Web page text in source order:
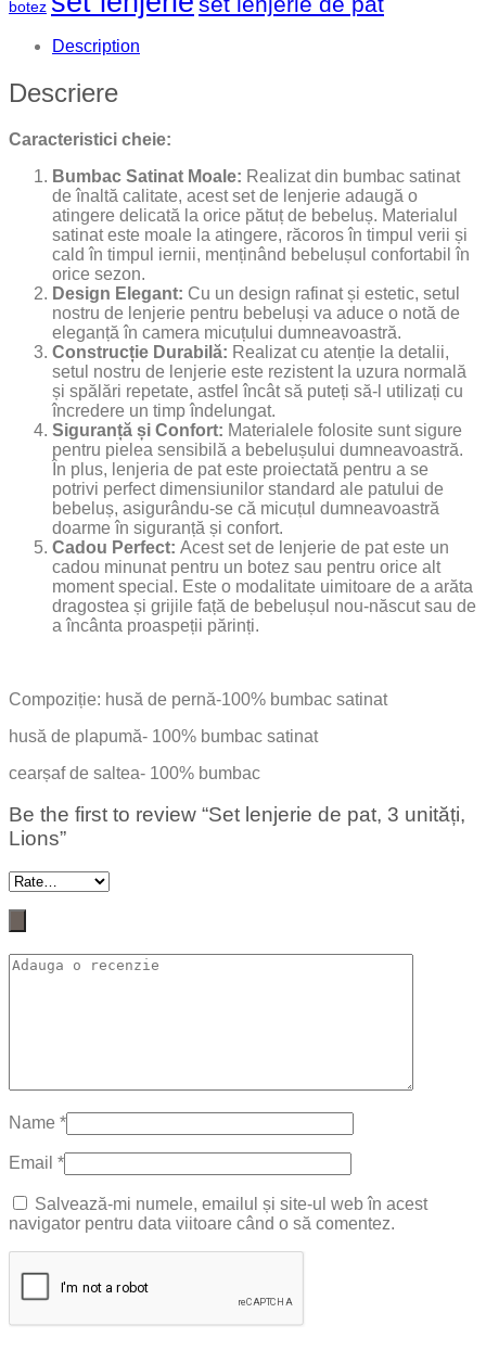
botez
Description
Descriere
Caracteristici cheie:
Bumbac Satinat Moale: Realizat din bumbac satinat
de înaltă calitate, acest set de lenjerie adaugă o
atingere delicată la orice pătuț de bebeluș. Materialul
satinat este moale la atingere, răcoros în timpul verii și
cald în timpul iernii, menținând bebelușul confortabil în
orice sezon.
Design Elegant: Cu un design rafinat și estetic, setul
nostru de lenjerie pentru bebeluși va aduce o notă de
eleganță în camera micuțului dumneavoastră.
Construcție Durabilă: Realizat cu atenție la detalii,
setul nostru de lenjerie este rezistent la uzura normală
și spălări repetate, astfel încât să puteți să-l utilizați cu
încredere un timp îndelungat.
Siguranță și Confort: Materialele folosite sunt sigure
pentru pielea sensibilă a bebelușului dumneavoastră.
În plus, lenjeria de pat este proiectată pentru a se
potrivi perfect dimensiunilor standard ale patului de
bebeluș, asigurându-se că micuțul dumneavoastră
doarme în siguranță și confort.
Cadou Perfect: Acest set de lenjerie de pat este un
cadou minunat pentru un botez sau pentru orice alt
moment special. Este o modalitate uimitoare de a arăta
dragostea și grijile față de bebelușul nou-născut sau de
a încânta proaspeții părinți.
Compoziție: husă de pernă-100% bumbac satinat
husă de plapumă- 100% bumbac satinat
cearșaf de saltea- 100% bumbac
Be the first to review “Set lenjerie de pat, 3 unități,
Lions”
Name *
Email *
Salvează-mi numele, emailul și site-ul web în acest
navigator pentru data viitoare când o să comentez.